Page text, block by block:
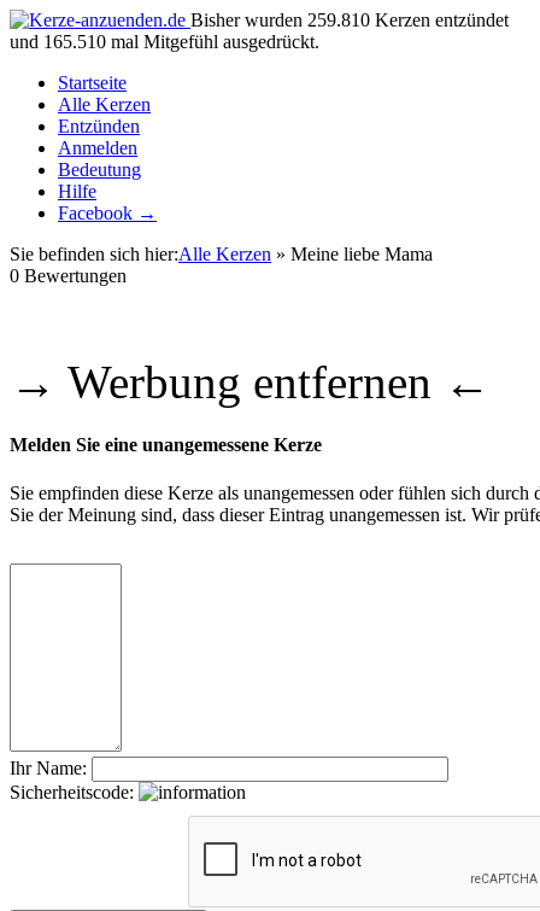
Bisher wurden 259.810 Kerzen entzündet
und 165.510 mal Mitgefühl ausgedrückt.
Startseite
Alle Kerzen
Entzünden
Anmelden
Bedeutung
Hilfe
Facebook →
Sie befinden sich hier:Alle Kerzen » Meine liebe Mama
0 Bewertungen
→ Werbung entfernen ←
Melden Sie eine unangemessene Kerze
Sie empfinden diese Kerze als unangemessen oder fühlen sich
Sie der Meinung sind, dass dieser Eintrag unangemessen ist. Wir
Ihr Name:
Sicherheitscode: